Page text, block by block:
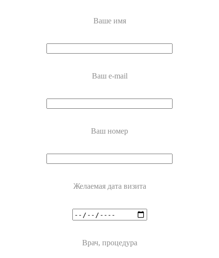
Ваше имя
Ваш e-mail
Ваш номер
Желаемая дата визита
Врач, процедура